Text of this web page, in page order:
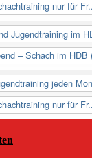
nur für
Jugendtraining im
– Schach im HDB
jeden
nur für